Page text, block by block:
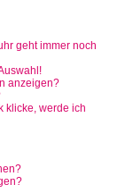
geht immer noch
anzeigen?
klicke, werde ich